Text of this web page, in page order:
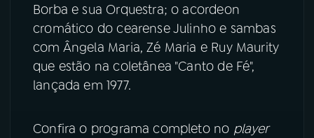
ACOMPANHE A RÁDIO NACIONAL
YouTube Facebook
Instagram
TikTok
Borba e sua Orquestra; o acordeon
cromático do cearense Julinho e sambas
com Ângela Maria, Zé Maria e Ruy Maurity
que estão na coletânea "Canto de Fé",
lançada em 1977.
Confira o programa completo no player